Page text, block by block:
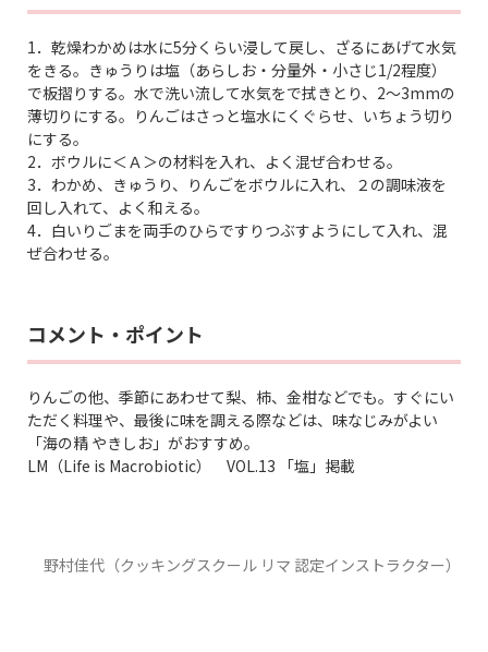
1．乾燥わかめは水に5分くらい浸して戻し、ざるにあげて水気
をきる。きゅうりは塩（あらしお・分量外・小さじ1/2程度）
で板摺りする。水で洗い流して水気をで拭きとり、2～3mmの
薄切りにする。りんごはさっと塩水にくぐらせ、いちょう切り
にする。
2．ボウルに＜Ａ＞の材料を入れ、よく混ぜ合わせる。
3．わかめ、きゅうり、りんごをボウルに入れ、２の調味液を
回し入れて、よく和える。
4．白いりごまを両手のひらですりつぶすようにして入れ、混
ぜ合わせる。
コメント・ポイント
りんごの他、季節にあわせて梨、柿、金柑などでも。すぐにい
ただく料理や、最後に味を調える際などは、味なじみがよい
「海の精 やきしお」がおすすめ。
LM（Life is Macrobiotic） VOL.13 「塩」掲載
野村佳代（クッキングスクール リマ 認定インストラクター）